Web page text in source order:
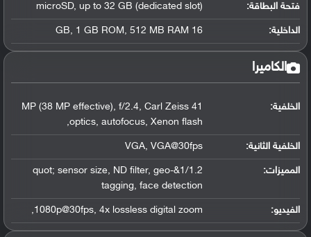
فتحة البطاقة: microSD, up to 32 GB (dedicated slot)
الداخلية: 16 GB, 1 GB ROM, 512 MB RAM
الكاميرا
الخلفية:
41 MP (38 MP effective), f/2.4, Carl Zeiss
optics, autofocus, Xenon flash,
الخلفية الثانية: VGA, VGA@30fps
المميزات:
1/1.2&quot; sensor size, ND filter, geo-
tagging, face detection
الفيديو: 1080p@30fps, 4x lossless digital zoom,